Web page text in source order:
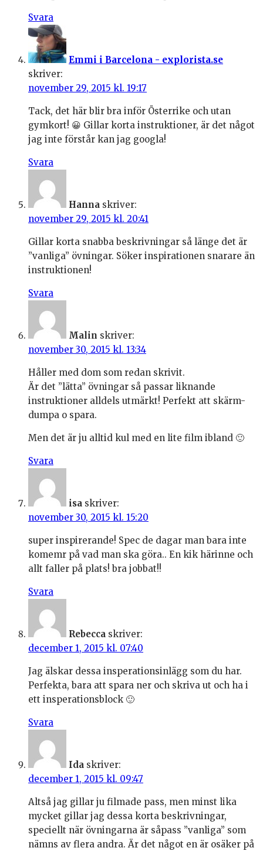
Svara
Emmi i Barcelona - explorista.se
skriver:
november 29, 2015 kl. 19:17
Tack, det här blir bra inför Österrike och utan
gymkort! 😀 Gillar korta instruktioner, är det något
jag inte förstår kan jag googla!
Svara
Hanna skriver:
november 29, 2015 kl. 20:41
Gillar korta snabba beskrivningar så länge det är
”vanliga” övningar. Söker inspirationen snarare än
instruktionen!
Svara
Malin skriver:
november 30, 2015 kl. 13:34
Håller med dom som redan skrivit.
Är det ”lätta” övningar så passar liknande
instruktioner alldels utmärkt! Perfekt att skärm-
dumpa o spara.
Men det är ju alltid kul med en lite film ibland 🙂
Svara
isa skriver:
november 30, 2015 kl. 15:20
super inspirerande! Spec de dagar man bara inte
komemr på vad man ska göra.. En kik härinne och
allt faller på plats! bra jobbat!!
Svara
Rebecca skriver:
december 1, 2015 kl. 07:40
Jag älskar dessa insperationsinlägg som du har.
Perfekta, bara att spara ner och skriva ut och ha i
ett insperationsblock 🙂
Svara
Ida skriver:
december 1, 2015 kl. 09:47
Altså jag gillar ju filmade pass, men minst lika
mycket gillar jag dessa korta beskrivningar,
speciellt när övningarna är såpass ”vanliga” som
nämns av flera andra. Är det något en är osäker på